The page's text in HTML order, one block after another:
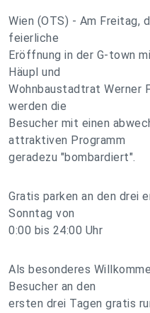
Wien (OTS) - Am Freitag,
feierliche
Eröffnung in der G-town
Häupl und
Wohnbaustadtrat Werner
werden die
Besucher mit einen
attraktiven Programm
geradezu "bombardiert".
Gratis parken an den drei
Sonntag von
0:00 bis 24:00 Uhr
Als besonderes
Besucher an den
ersten drei Tagen gratis